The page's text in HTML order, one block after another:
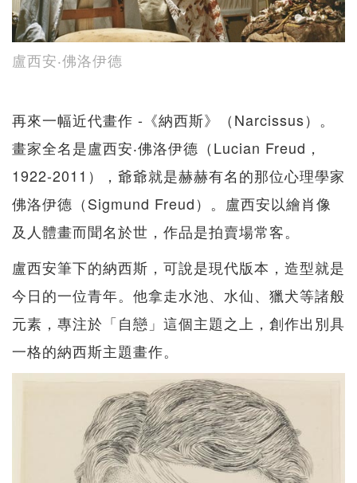
盧西安‧佛洛伊德
再來一幅近代畫作 -《納西斯》（Narcissus）。
畫家全名是盧西安‧佛洛伊德（Lucian Freud，
1922-2011），爺爺就是赫赫有名的那位心理學家
佛洛伊德（Sigmund Freud）。盧西安以繪肖像
及人體畫而聞名於世，作品是拍賣場常客。
盧西安筆下的納西斯，可說是現代版本，造型就是
今日的一位青年。他拿走水池、水仙、獵犬等諸般
元素，專注於「自戀」這個主題之上，創作出別具
一格的納西斯主題畫作。